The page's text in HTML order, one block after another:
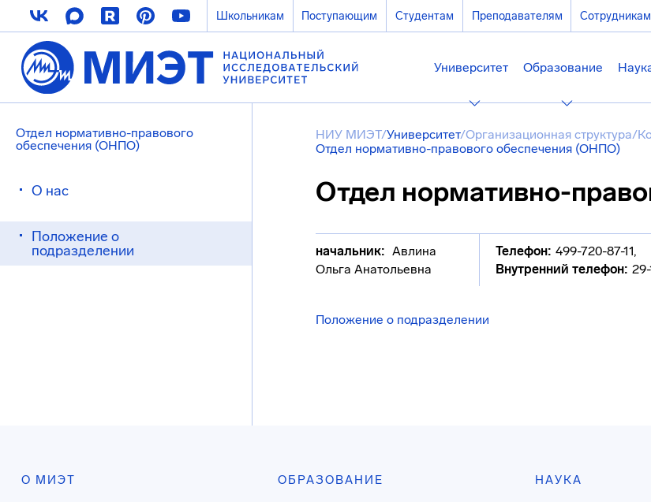
Школьникам Поступающим Студентам Преподавателям Сотрудникам
Университет Образование
Отдел нормативно-правового
обеспечения (ОНПО)
О нас
Положение о
подразделении
НИУ МИЭТ/Университет/Организационная структура/
Отдел нормативно-правового обеспечения (ОНПО)
Отдел нормативно-
начальник: Авлина
Ольга Анатольевна
Телефон: 499-720-87-11,
Внутренний телефон: 29-
Положение о подразделении
О МИЭТ ОБРАЗОВАНИЕ НАУКА